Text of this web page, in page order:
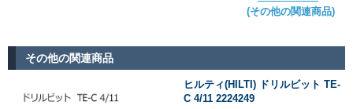
(その他の関連商品)
その他の関連商品
ヒルティ(HILTI) ドリルビット TE-
C 4/11 2224249